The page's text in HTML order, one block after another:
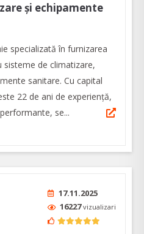
și echipamente
specializată în furnizarea
de climatizare,
sanitare. Cu capital
22 de ani de experiență,
se...
17.11.2025
16227vizualizari